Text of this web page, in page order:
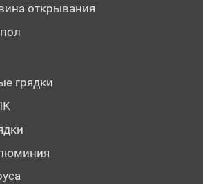
открывания
грядки